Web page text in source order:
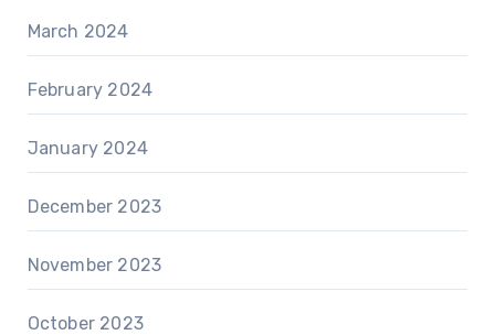
March 2024
February 2024
January 2024
December 2023
November 2023
October 2023